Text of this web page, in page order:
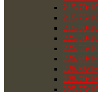
215/70/16
215/75/16
215/80/16
225/50/16
225/55/16
225/60/16
225/65/16
225/70/16
225/75/16